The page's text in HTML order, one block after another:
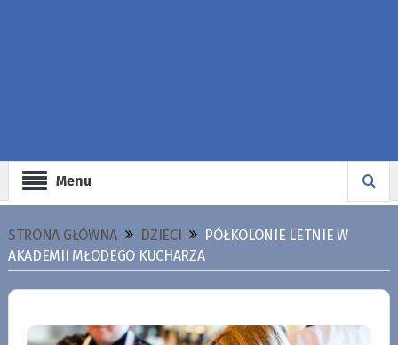
Menu
STRONA GŁÓWNA DZIECI
PÓŁKOLONIE LETNIE W
AKADEMII MŁODEGO KUCHARZA